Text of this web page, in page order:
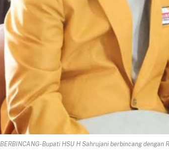
BERBINCANG-Bupati HSU H Sahrujani berbincang